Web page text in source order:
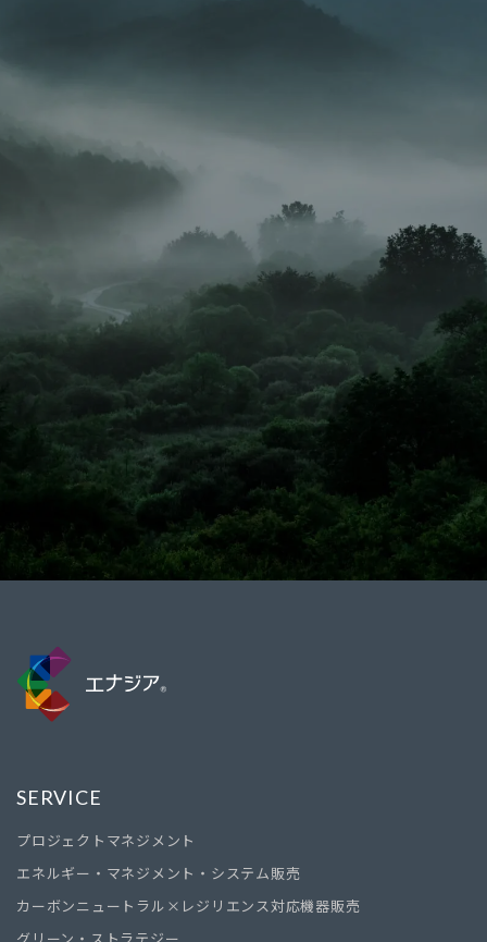
SERVICE
プロジェクトマネジメント
エネルギー・マネジメント・システム販売
カーボンニュートラル×レジリエンス対応機器販売